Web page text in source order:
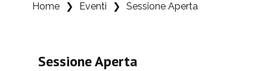
Home ❯ Eventi ❯ Sessione Aperta
Sessione Aperta